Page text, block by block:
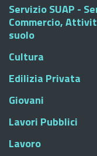
Servizio SUAP -
Commercio,
suolo
Cultura
Edilizia Privata
Giovani
Lavori Pubblici
Lavoro